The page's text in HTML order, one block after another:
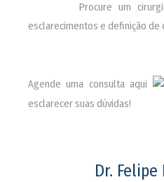
Procure um
esclarecimentos e definição de
Agende uma consulta aqui
esclarecer suas dúvidas!
Dr.